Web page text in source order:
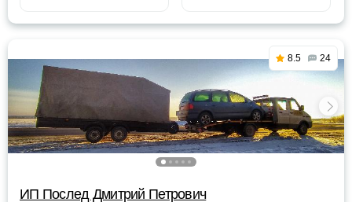
8.5 24
ИП Послед Дмитрий Петрович